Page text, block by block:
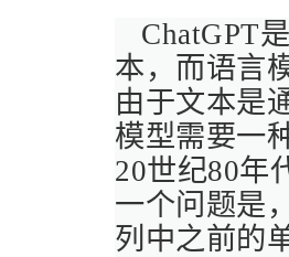
ChatGPT
本，而语言
由于文本是
模型需要一
20世纪80年
一个问题是
列中之前的